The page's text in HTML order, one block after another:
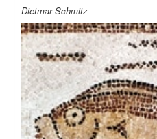
Dietmar Schmitz